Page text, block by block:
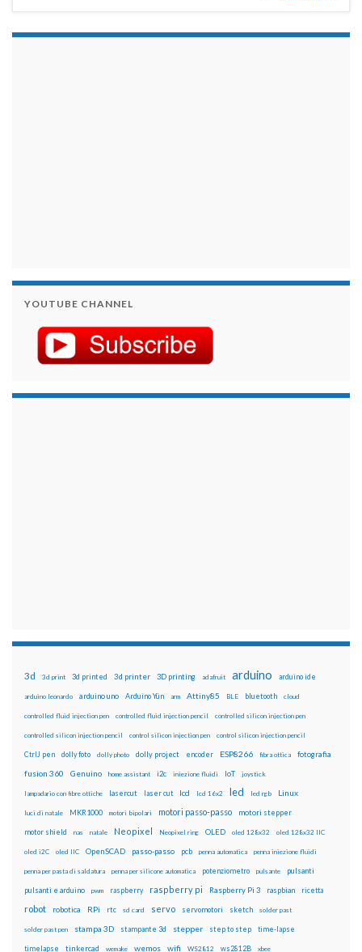
YOUTUBE CHANNEL
3d 3d print 3d printed 3d printer 3D printing adafruit arduino arduino ide
arduino leonardo arduino uno Arduino Yún arm Attiny85 BLE bluetooth cloud
controlled fluid injection pen controlled fluid injection pencil controlled silicon injection pen
controlled silicon injection pencil control silicon injection pen control silicon injection pencil
CtrlJ pen dolly foto dolly photo dolly project encoder ESP8266 fibra ottica fotografia
fusion 360 Genuino home assistant i2c iniezione fluidi IoT joystick
lampadario con fibre ottiche lasercut laser cut lcd lcd 16x2 led led rgb Linux
luci di natale MKR1000 motori bipolari motori passo-passo motori stepper
motor shield nas natale Neopixel Neopixel ring OLED oled 128x32 oled 128x32 IIC
oled i2C oled IIC OpenSCAD passo-passo pcb penna automatica penna iniezione fluidi
penna per pasta di saldatura penna per silicone automatica potenziometro pulsante pulsanti
pulsanti e arduino pwm raspberry raspberry pi Raspberry Pi 3 raspbian ricetta
robot robotica RPi rtc sd card servo servomotori sketch solder past
solder past pen stampa 3D stampante 3d stepper step to step time-lapse
timelapse tinkercad wemake wemos wifi WS2812 ws2812B xbee